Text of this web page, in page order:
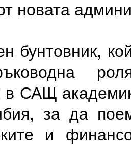
новата
бунтовник,
САЩ
за да
и